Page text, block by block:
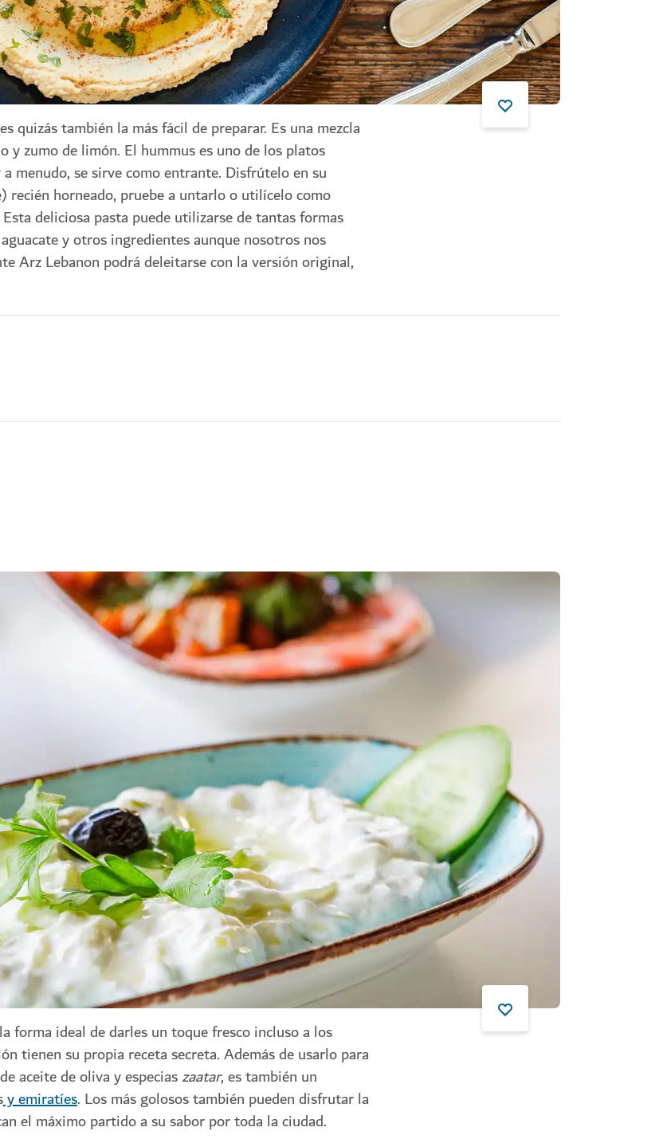
quizás también la más fácil de preparar. Es una mezcla
y zumo de limón. El hummus es uno de los platos
menudo, se sirve como entrante. Disfrútelo en su
recién horneado, pruebe a untarlo o utilícelo como
deliciosa pasta puede utilizarse de tantas formas
y otros ingredientes aunque nosotros nos
Arz Lebanon podrá deleitarse con la versión original,
forma ideal de darles un toque fresco incluso a los
tienen su propia receta secreta. Además de usarlo para
aceite de oliva y especiaszaatar, es también un
y emiratíes. Los más golosos también pueden disfrutar la
el máximo partido a su sabor por toda la ciudad.